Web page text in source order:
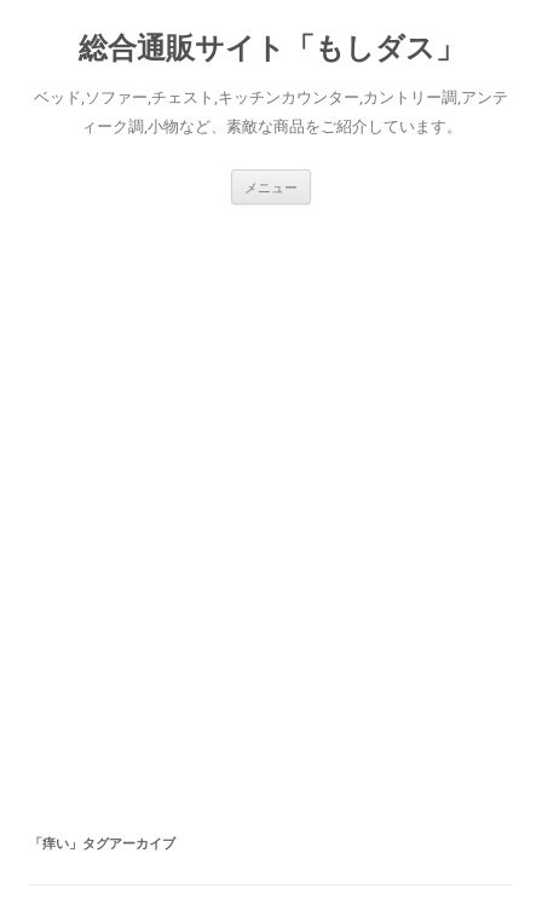
総合通販サイト「もしダス」
ベッド,ソファー,チェスト,キッチンカウンター,カントリー調,アンテ
ィーク調,小物など、素敵な商品をご紹介しています。
メニュー
「痒い 」タグアーカイブ